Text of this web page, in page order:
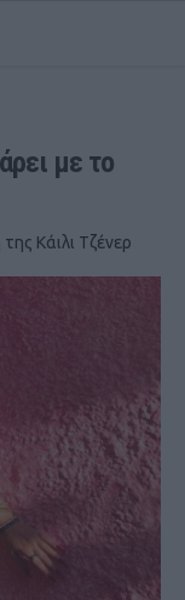
με το
Κάιλι Τζένερ